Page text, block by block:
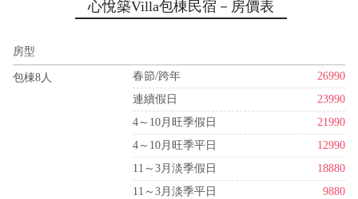
心悅築Villa包棟民宿－房價表
房型
包棟8人 春節/跨年
26990
連續假日
23990
4～10月旺季假日
21990
4～10月旺季平日
12990
11～3月淡季假日
18880
11～3月淡季平日
9880